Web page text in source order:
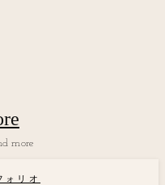
more
ォリオ